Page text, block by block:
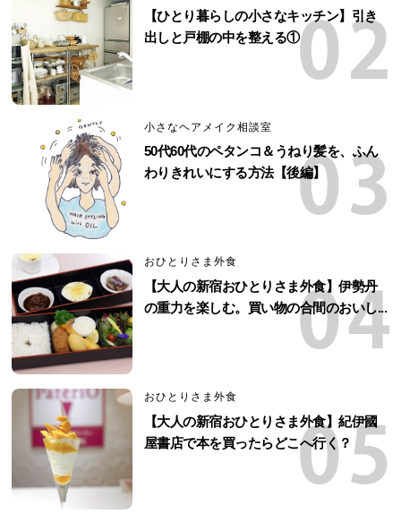
【ひとり暮らしの小さなキッチン】引き
出しと戸棚の中を整える①
小さなヘアメイク相談室
50代60代のペタンコ＆うねり髪を、ふん
わりきれいにする方法【後編】
おひとりさま外食
【大人の新宿おひとりさま外食】伊勢丹
の重力を楽しむ。買い物の合間のおいし...
おひとりさま外食
【大人の新宿おひとりさま外食】紀伊國
屋書店で本を買ったらどこへ行く？